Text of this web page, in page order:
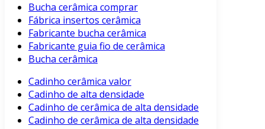
Bucha cerâmica comprar
Fábrica insertos cerâmica
Fabricante bucha cerâmica
Fabricante guia fio de cerâmica
Bucha cerâmica
Cadinho cerâmica valor
Cadinho de alta densidade
Cadinho de cerâmica de alta densidade
Cadinho de cerâmica de alta densidade